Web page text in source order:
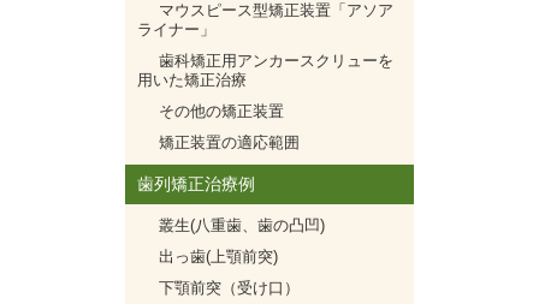
マウスピース型矯正装置「アソア
ライナー」
歯科矯正用アンカースクリューを
用いた矯正治療
その他の矯正装置
矯正装置の適応範囲
歯列矯正治療例
叢生(八重歯、歯の凸凹)
出っ歯(上顎前突)
下顎前突（受け口）